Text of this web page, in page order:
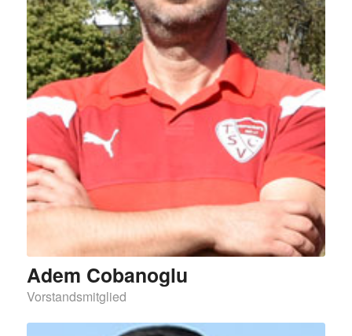
Adem Cobanoglu
Vorstandsmitglied